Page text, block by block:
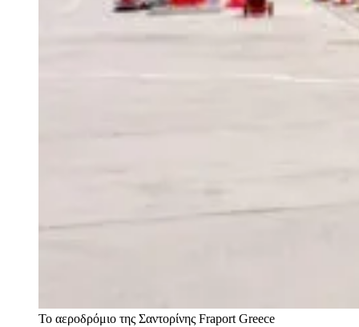
Το αεροδρόμιο της Σαντορίνης Fraport Greece